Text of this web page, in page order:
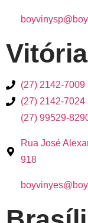
(27) 2142-7009
(27) 2142-7024
(27) 99529-
Rua José
918